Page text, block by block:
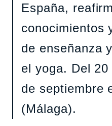
España,
conocimientos
de enseñanza
el yoga. Del
de septiembre
(Málaga).